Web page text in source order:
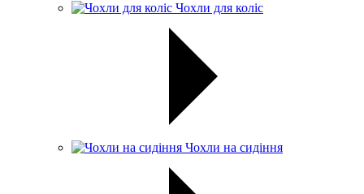
Чохли для коліс
Чохли на сидіння